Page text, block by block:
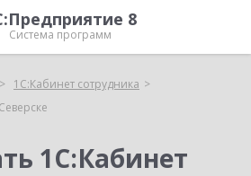
8
Система программ
1С:Кабинет сотрудника
1С:Кабинет